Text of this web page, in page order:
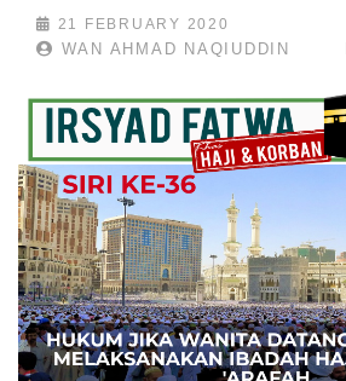
21 FEBRUARY 2020
WAN AHMAD NAQIUDDIN